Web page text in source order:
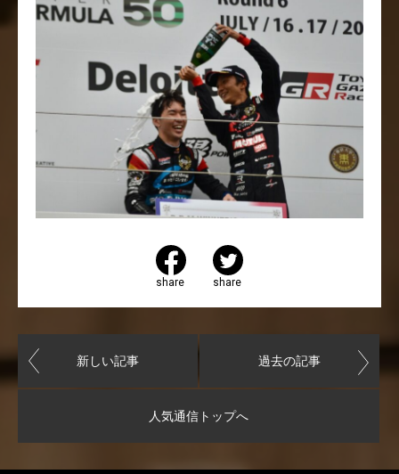
share share
新しい記事
人気通信トップへ
過去の記事